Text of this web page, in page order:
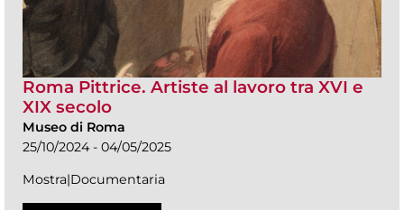
Roma Pittrice. Artiste al lavoro tra XVI e
XIX secolo
Museo di Roma
25/10/2024 - 04/05/2025
Mostra|Documentaria